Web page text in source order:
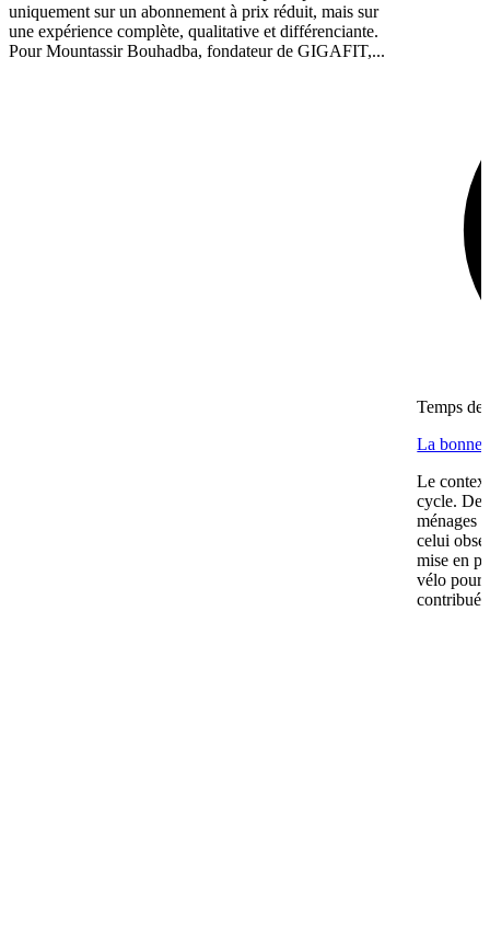
uniquement sur un abonnement à prix réduit, mais sur
une expérience complète, qualitative et différenciante.
Pour Mountassir Bouhadba, fondateur de GIGAFIT,...
Temps de
La bonne
Le
cycle.
ménages
celui
mise en
vélo pour
contribué.